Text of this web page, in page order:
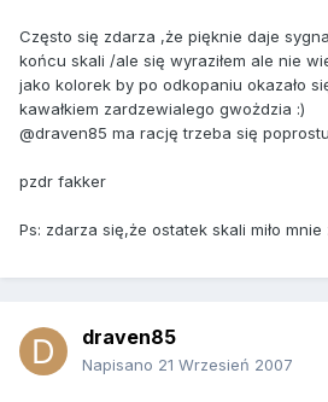
Często się zdarza ,że pięknie daje
końcu skali /ale się wyraziłem ale nie
jako kolorek by po odkopaniu okazało
kawałkiem zardzewialego gwożdzia :)
@draven85 ma rację trzeba się
pzdr fakker
Ps: zdarza się,że ostatek skali miło mnie
draven85
Napisano 21 Wrzesień 2007